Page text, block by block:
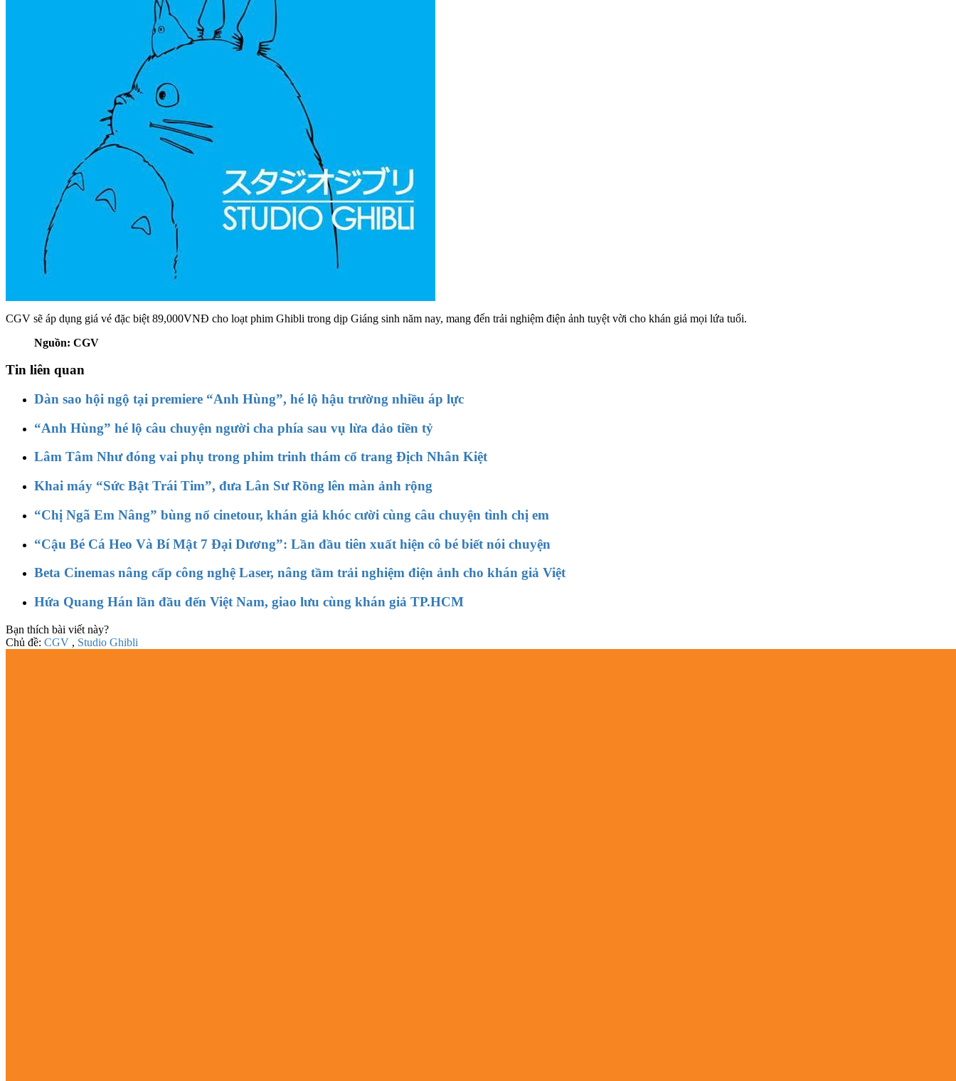
CGV sẽ áp dụng giá vé đặc biệt 89,000VNĐ cho loạt phim Ghibli trong dịp Giáng sinh năm nay, mang đến trải nghiệm điện ảnh tuyệt vời cho khán giả mọi lứa tuổi.
Nguồn: CGV
Tin liên quan
Dàn sao hội ngộ tại premiere “Anh Hùng”, hé lộ hậu trường nhiều áp lực
“Anh Hùng” hé lộ câu chuyện người cha phía sau vụ lừa đảo tiền tỷ
Lâm Tâm Như đóng vai phụ trong phim trinh thám cổ trang Địch Nhân Kiệt
Khai máy “Sức Bật Trái Tim”, đưa Lân Sư Rồng lên màn ảnh rộng
“Chị Ngã Em Nâng” bùng nổ cinetour, khán giả khóc cười cùng câu chuyện tình chị em
“Cậu Bé Cá Heo Và Bí Mật 7 Đại Dương”: Lần đầu tiên xuất hiện cô bé biết nói chuyện
Beta Cinemas nâng cấp công nghệ Laser, nâng tầm trải nghiệm điện ảnh cho khán giả Việt
Hứa Quang Hán lần đầu đến Việt Nam, giao lưu cùng khán giả TP.HCM
Bạn thích bài viết này?
Chủ đề: CGV , Studio Ghibli